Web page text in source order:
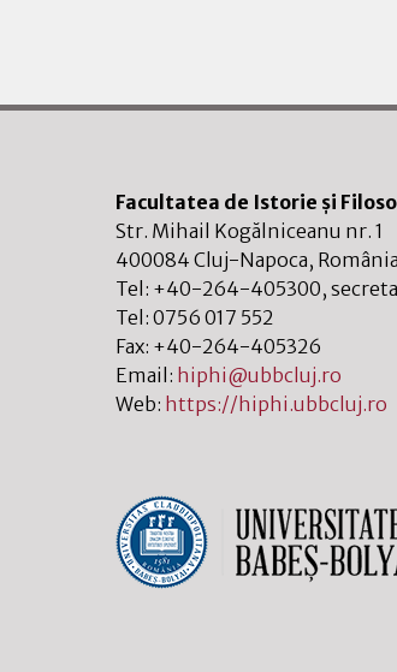
Facultatea de Istorie și
Str. Mihail Kogălniceanu nr. 1
400084 Cluj-Napoca, România
Tel: +40-264-405300,
Tel: 0756 017 552
Fax: +40-264-405326
Email: hiphi@ubbcluj.ro
Web: https://hiphi.ubbcluj.ro